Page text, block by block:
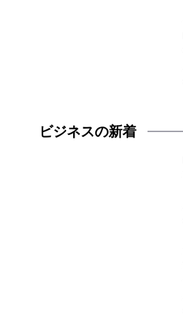
ビジネスの新着